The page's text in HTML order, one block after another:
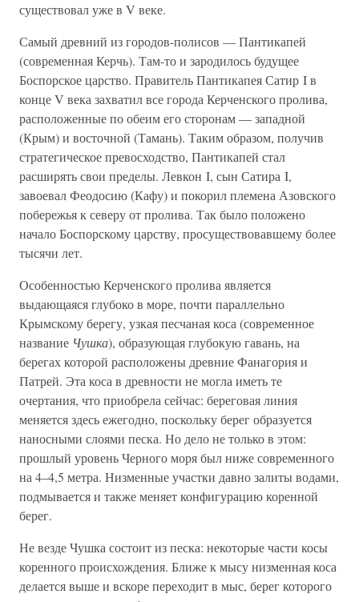
существовал уже в V веке.
Самый древний из городов-полисов — Пантикапей
(современная Керчь). Там-то и зародилось будущее
Боспорское царство. Правитель Пантикапея Сатир I в
конце V века захватил все города Керченского пролива,
расположенные по обеим его сторонам — западной
(Крым) и восточной (Тамань). Таким образом, получив
стратегическое превосходство, Пантикапей стал
расширять свои пределы. Левкон I, сын Сатира I,
завоевал Феодосию (Кафу) и покорил племена Азовского
побережья к северу от пролива. Так было положено
начало Боспорскому царству, просуществовавшему более
тысячи лет.
Особенностью Керченского пролива является
выдающаяся глубоко в море, почти параллельно
Крымскому берегу, узкая песчаная коса (современное
название Чушка), образующая глубокую гавань, на
берегах которой расположены древние Фанагория и
Патрей. Эта коса в древности не могла иметь те
очертания, что приобрела сейчас: береговая линия
меняется здесь ежегодно, поскольку берег образуется
наносными слоями песка. Но дело не только в этом:
прошлый уровень Черного моря был ниже современного
на 4–4,5 метра. Низменные участки давно залиты водами,
подмывается и также меняет конфигурацию коренной
берег.
Не везде Чушка состоит из песка: некоторые части косы
коренного происхождения. Ближе к мысу низменная коса
делается выше и вскоре переходит в мыс, берег которого